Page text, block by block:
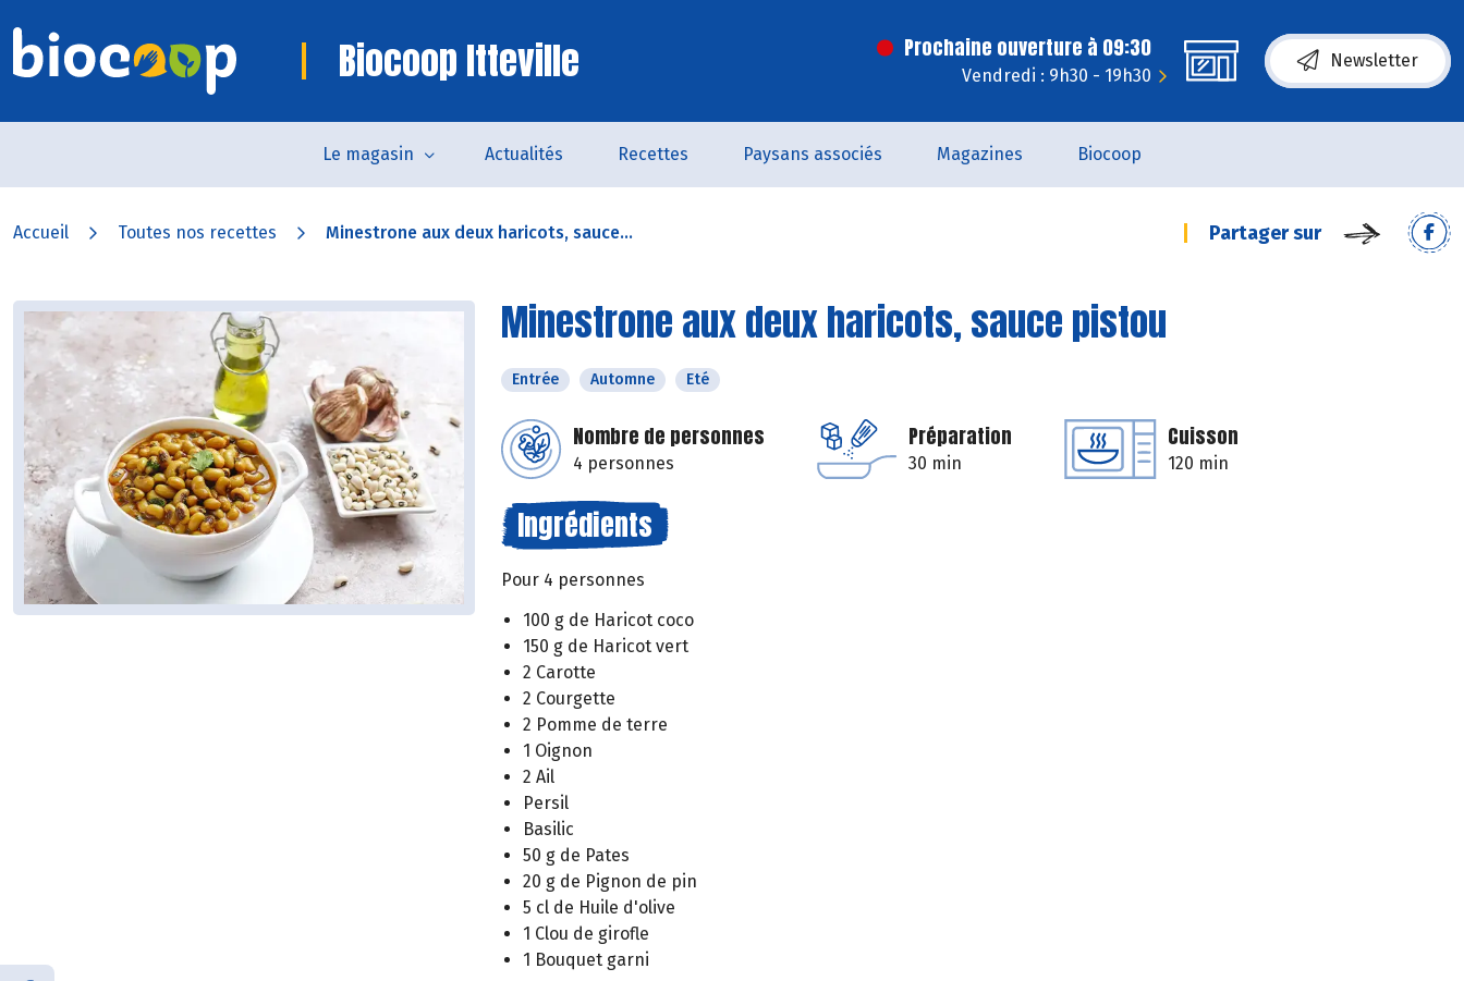
Biocoop Itteville Prochaine ouverture à 09:30
Vendredi : 9h30 - 19h30
Newsletter
Le magasin Actualités Recettes Paysans associés Magazines Biocoop
Accueil Toutes nos recettes Minestrone aux deux haricots, sauce... Partager sur
Minestrone aux deux haricots, sauce pistou
Entrée Automne Eté
Nombre de personnes
4 personnes
Préparation
30 min
Cuisson
120 min
Ingrédients
Pour 4 personnes
100 g de Haricot coco
150 g de Haricot vert
2 Carotte
2 Courgette
2 Pomme de terre
1 Oignon
2 Ail
Persil
Basilic
50 g de Pates
20 g de Pignon de pin
5 cl de Huile d'olive
1 Clou de girofle
1 Bouquet garni